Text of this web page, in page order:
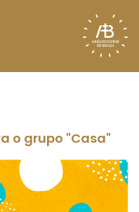
o grupo "Casa"